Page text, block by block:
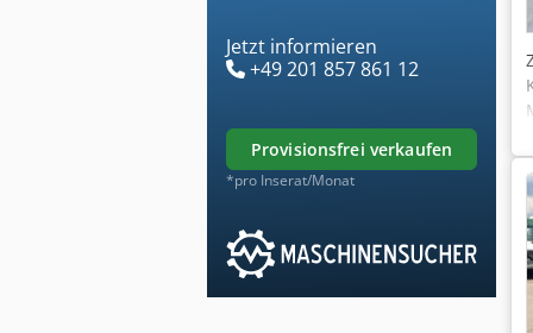
Jetzt informieren
+49 201 857 861 12
provisionsfrei verkaufen
*pro Inserat/Monat